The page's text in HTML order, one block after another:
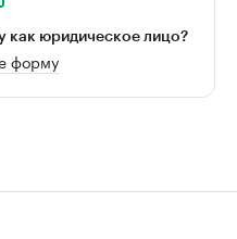
как юридическое лицо?
форму